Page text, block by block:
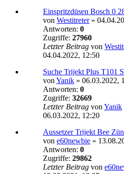
Einspritzdüsen Bosch 0
von Westitreter»
Antworten: 0
Zugriffe: 27960
Letzter Beitrag von
04.04.2022, 12:50
Suche Trijekt Plus T101
von Yanik » 06.03.2022,
Antworten: 0
Zugriffe: 32669
Letzter Beitrag von Yanik
06.03.2022, 12:20
Aussetzer Trijekt Bee
von e60newbie »
Antworten: 0
Zugriffe: 29862
Letzter Beitrag von